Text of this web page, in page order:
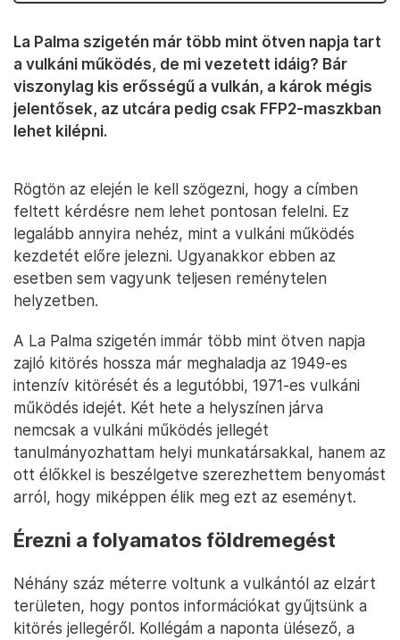
La Palma szigetén már több mint ötven napja tart
a vulkáni működés, de mi vezetett idáig? Bár
viszonylag kis erősségű a vulkán, a károk mégis
jelentősek, az utcára pedig csak FFP2-maszkban
lehet kilépni.
Rögtön az elején le kell szögezni, hogy a címben
feltett kérdésre nem lehet pontosan felelni. Ez
legalább annyira nehéz, mint a vulkáni működés
kezdetét előre jelezni. Ugyanakkor ebben az
esetben sem vagyunk teljesen reménytelen
helyzetben.
A La Palma szigetén immár több mint ötven napja
zajló kitörés hossza már meghaladja az 1949-es
intenzív kitörését és a legutóbbi, 1971-es vulkáni
működés idejét. Két hete a helyszínen járva
nemcsak a vulkáni működés jellegét
tanulmányozhattam helyi munkatársakkal, hanem az
ott élőkkel is beszélgetve szerezhettem benyomást
arról, hogy miképpen élik meg ezt az eseményt.
Érezni a folyamatos földremegést
Néhány száz méterre voltunk a vulkántól az elzárt
területen, hogy pontos információkat gyűjtsünk a
kitörés jellegéről. Kollégám a naponta ülésező, a